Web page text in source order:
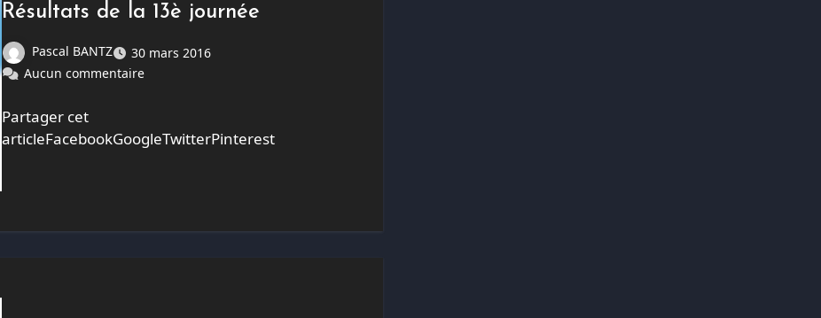
Résultats de la 13è journée
Pascal BANTZ
30 mars 2016
Aucun commentaire
Partager cet
articleFacebookGoogleTwitterPinterest